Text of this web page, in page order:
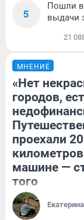
5
Пошли в
выдачи
21
МНЕНИЕ
«Нет
городов,
проехали
машине —
того